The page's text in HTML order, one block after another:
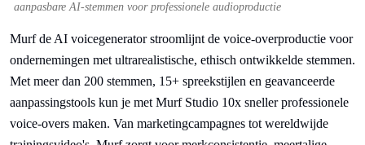
aanpasbare AI-stemmen voor professionele audioproductie
Murf de AI voicegenerator stroomlijnt de voice-overproductie voor
ondernemingen met ultrarealistische, ethisch ontwikkelde stemmen.
Met meer dan 200 stemmen, 15+ spreekstijlen en geavanceerde
aanpassingstools kun je met Murf Studio 10x sneller professionele
voice-overs maken. Van marketingcampagnes tot wereldwijde